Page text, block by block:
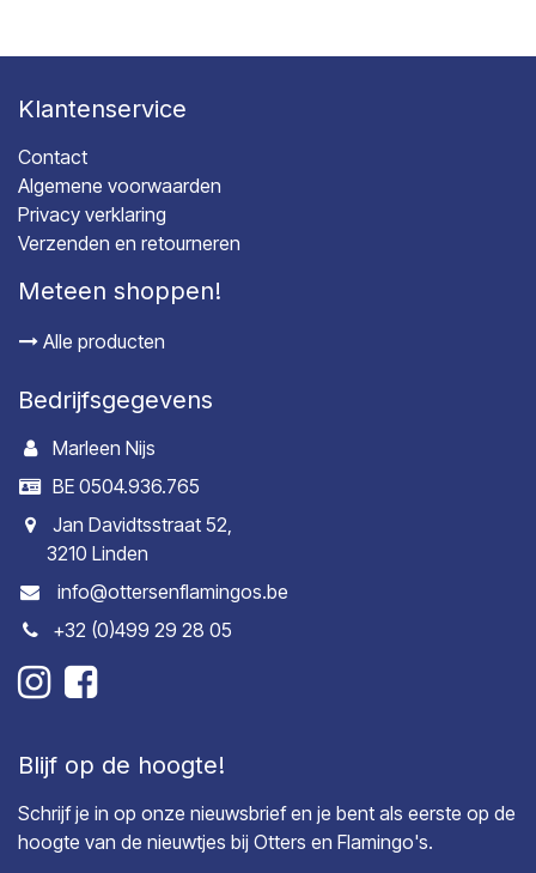
Klantenservice
Contact
Algemene voorwaarden
Privacy verklaring
Verzenden en retourneren
Meteen shoppen!
Alle producten
Bedrijfsgegevens
Marleen Nijs
BE 0504.936.765
Jan Davidtsstraat 52,
3210 Linden
info@ottersenflamingos.be
+32 (0)499 29 28 05
Blijf op de hoogte!
Schrijf je in op onze nieuwsbrief en je bent als eerste op de
hoogte van de nieuwtjes bij Otters en Flamingo's.